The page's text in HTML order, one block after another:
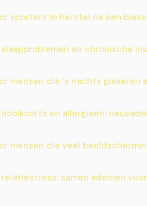
sporters in herstel na een
en chronische
mensen die 's nachts piekeren
en allergieën:
mensen die veel
samen ademen